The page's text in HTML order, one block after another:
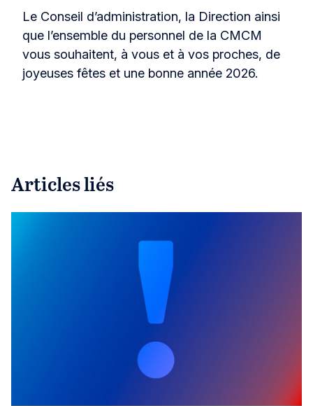
Le Conseil d’administration, la Direction ainsi
que l’ensemble du personnel de la CMCM
vous souhaitent, à vous et à vos proches, de
joyeuses fêtes et une bonne année 2026.
Articles liés